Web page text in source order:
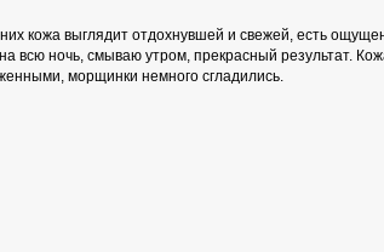
кожа выглядит отдохнувшей и свежей, есть
всю ночь, смываю утром, прекрасный результат.
морщинки немного сгладились.